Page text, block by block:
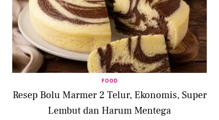
FOOD
Resep Bolu Marmer 2 Telur, Ekonomis, Super
Lembut dan Harum Mentega